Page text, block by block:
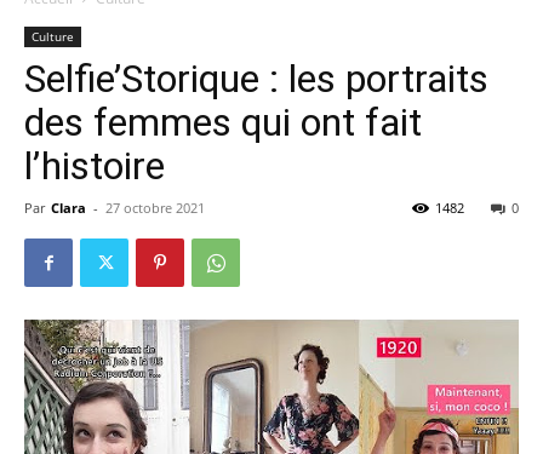
Culture
Selfie’Storique : les portraits
des femmes qui ont fait
l’histoire
Par Clara - 27 octobre 2021 0
1482